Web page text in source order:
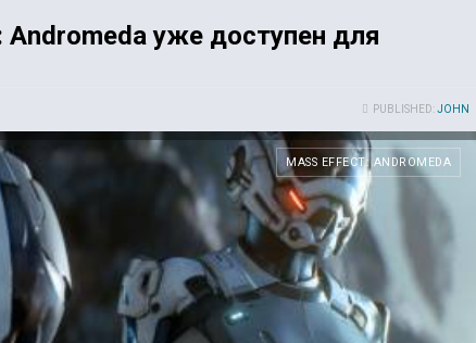
уже доступен для
PUBLISHED:JOHN
MASS EFFECT: ANDROMEDA